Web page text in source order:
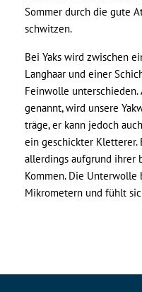
Sommer durch die gute
schwitzen.
Bei Yaks wird zwischen
Langhaar und einer
Feinwolle
genannt, wird unsere
träge, er kann jedoch
ein geschickter Kletterer.
allerdings aufgrund ihrer
Kommen. Die Unterwolle
Mikrometern und fühlt